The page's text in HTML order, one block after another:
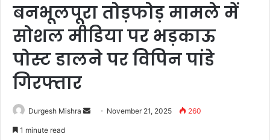
बनभूलपूरा तोड़फोड़ मामले में
सोशल मीडिया पर भड़काऊ
पोस्ट डालने पर विपिन पांडे
गिरफ्तार
Durgesh Mishra
Send November 21, 2025 260
1 minute read